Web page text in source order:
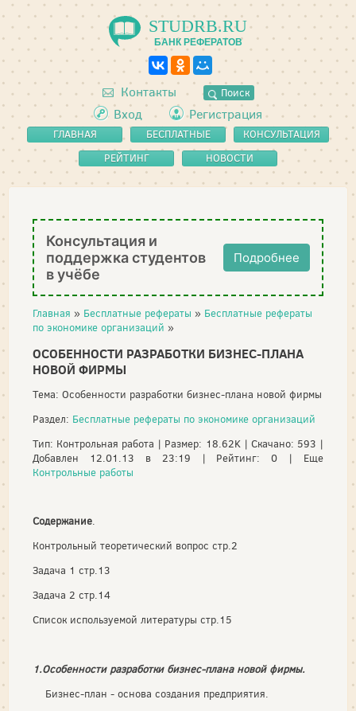
STUDRB.RU
БАНК РЕФЕРАТОВ
Контакты Поиск
Вход Регистрация
ГЛАВНАЯ
БЕСПЛАТНЫЕ
РЕФЕРАТЫ
КОНСУЛЬТАЦИЯ
РЕЙТИНГ
НОВОСТИ
Консультация и
поддержка студентов
в учёбе
Подробнее
Главная » Бесплатные рефераты » Бесплатные рефераты
по экономике организаций »
ОСОБЕННОСТИ РАЗРАБОТКИ БИЗНЕС-ПЛАНА
НОВОЙ ФИРМЫ
Тема: Особенности разработки бизнес-плана новой фирмы
Раздел: Бесплатные рефераты по экономике организаций
Тип: Контрольная работа | Размер: 18.62K | Скачано: 593 |
Добавлен 12.01.13 в 23:19 | Рейтинг: 0 | Еще
Контрольные работы
Содержание.
Контрольный теоретический вопрос стр.2
Задача 1 стр.13
Задача 2 стр.14
Список используемой литературы стр.15
1.Особенности разработки бизнес-плана новой фирмы.
Бизнес-план - основа создания предприятия.